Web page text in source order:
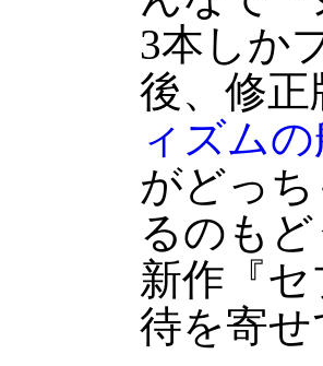
3本しか
後、修正
ィズム
がどっ
るのも
新作『
待を寄